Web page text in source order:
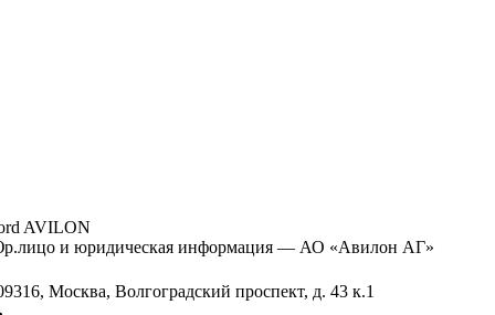
AVILON
и юридическая информация — АО «Авилон АГ»
Москва, Волгоградский проспект, д. 43 к.1